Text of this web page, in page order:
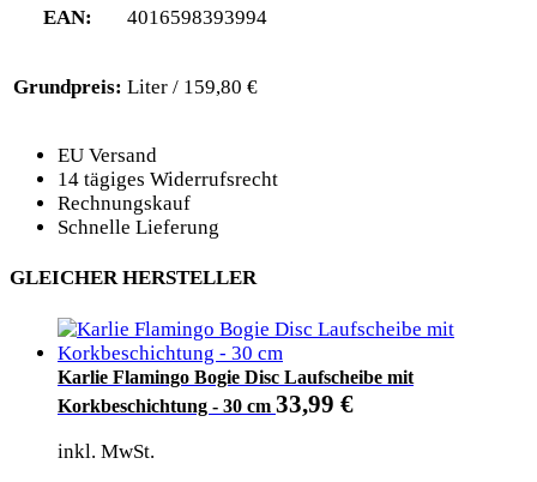
EAN: 4016598393994
Grundpreis: Liter / 159,80 €
EU Versand
14 tägiges Widerrufsrecht
Rechnungskauf
Schnelle Lieferung
GLEICHER HERSTELLER
Karlie Flamingo Bogie Disc Laufscheibe mit
Korkbeschichtung - 30 cm 33,99 €
inkl. MwSt.